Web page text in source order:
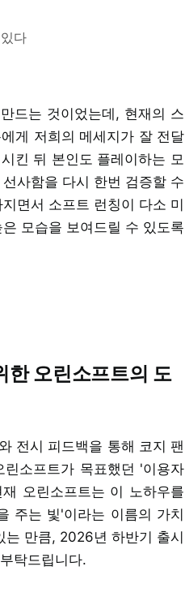
다
드는 것이었는데, 현재의 스
게 저희의 메세지가 잘 전달
킨 뒤 본인도 플레이하는 모
사함을 다시 한번 검증할 수
면서 소프트 런칭이 다소 미
모습을 보여드릴 수 있도록
한 오린소프트의 도
전시 피드백을 통해 코지 팬
소프트가 목표했던 '이용자
오린소프트는 이 노하우를
주는 빛'이라는 이름의 가치
는 만큼, 2026년 하반기 출시
탁드립니다.